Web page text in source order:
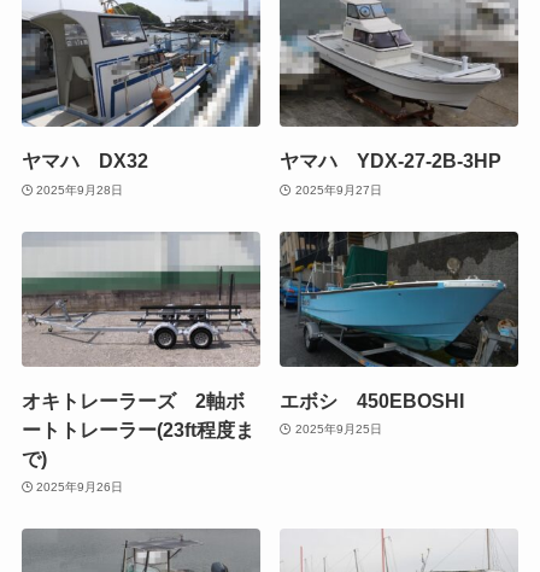
ヤマハ DX32
2025年9月28日
ヤマハ YDX-27-2B-3HP
2025年9月27日
オキトレーラーズ 2軸ボ
ートトレーラー(23ft程度ま
で)
2025年9月26日
エボシ 450EBOSHI
2025年9月25日